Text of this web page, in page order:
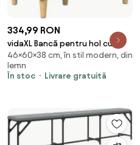
334,99 RON
vidaXL Bancă pentru hol cu
pernă cu ușă Gri Beton 60 x 38
x 46 cm
46×60×38 cm, în stil modern, din
lemn
În stoc
Livrare gratuită